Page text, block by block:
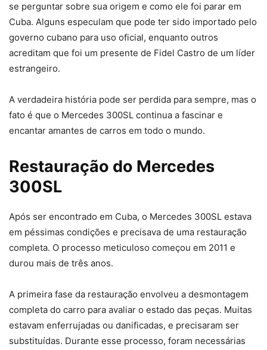
se perguntar sobre sua origem e como ele foi parar em
Cuba. Alguns especulam que pode ter sido importado pelo
governo cubano para uso oficial, enquanto outros
acreditam que foi um presente de Fidel Castro de um líder
estrangeiro.
A verdadeira história pode ser perdida para sempre, mas o
fato é que o Mercedes 300SL continua a fascinar e
encantar amantes de carros em todo o mundo.
Restauração do Mercedes
300SL
Após ser encontrado em Cuba, o Mercedes 300SL estava
em péssimas condições e precisava de uma restauração
completa. O processo meticuloso começou em 2011 e
durou mais de três anos.
A primeira fase da restauração envolveu a desmontagem
completa do carro para avaliar o estado das peças. Muitas
estavam enferrujadas ou danificadas, e precisaram ser
substituídas. Durante esse processo, foram necessárias